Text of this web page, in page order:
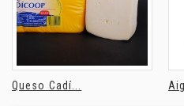
Queso Cadí...